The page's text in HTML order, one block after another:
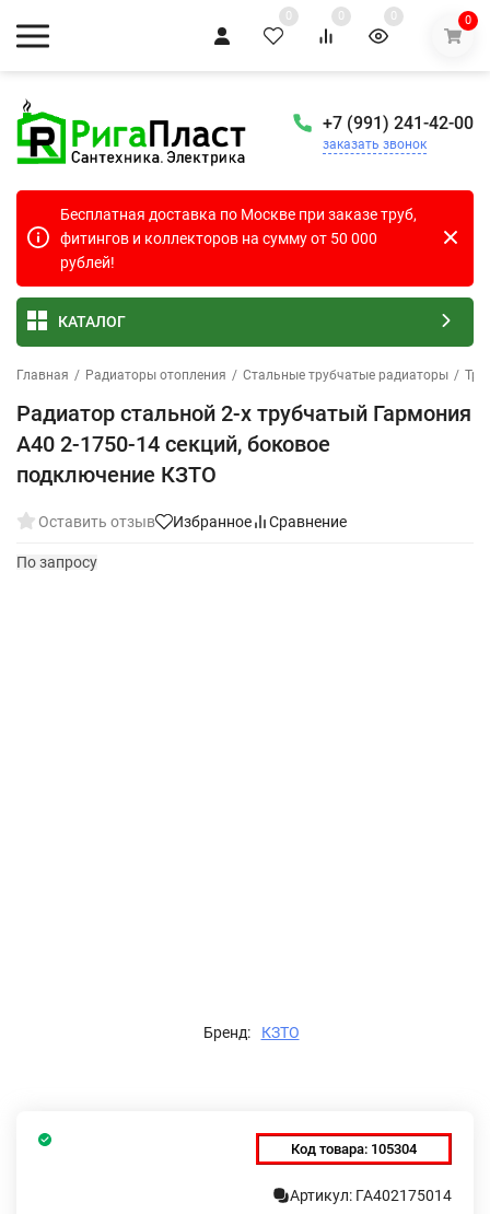
0 0 0 0
+7 (991) 241-42-00
заказать звонок
Бесплатная доставка по Москве при заказе труб,
фитингов и коллекторов на сумму от 50 000
рублей!
КАТАЛОГ
Главная / Радиаторы отопления / Стальные трубчатые радиаторы /
Радиатор стальной 2-х трубчатый Гармония
А40 2-1750-14 секций, боковое
подключение КЗТО
Оставить отзыв Избранное Сравнение
По запросу
Бренд: КЗТО
Код товара: 105304
Артикул: ГА402175014